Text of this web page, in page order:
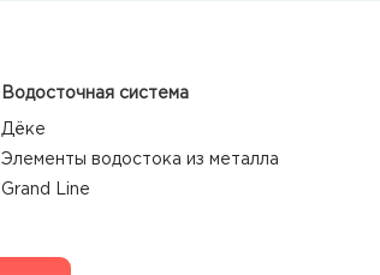
Водосточная система
Дёке
Элементы водостока из металла
Grand Line